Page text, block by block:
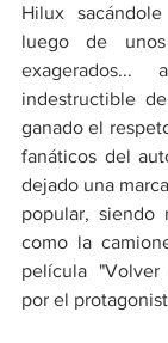
Hilux
luego de unos
exagerados...
indestructible
ganado el
fanáticos del
dejado una
popular, siendo
como la
película
por el